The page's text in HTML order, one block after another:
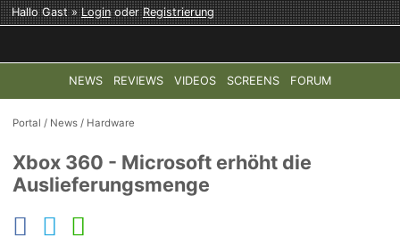
Hallo Gast »LoginoderRegistrierung
NEWS REVIEWS VIDEOS SCREENS FORUM
TOP-THEMEN: COD: MODERN WARFARE 4 HALO:
Portal / News / Hardware
Xbox 360 - Microsoft erhöht die
Auslieferungsmenge